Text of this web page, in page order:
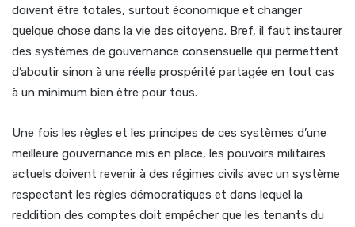
doivent être totales, surtout économique et changer
quelque chose dans la vie des citoyens. Bref, il faut instaurer
des systèmes de gouvernance consensuelle qui permettent
d’aboutir sinon à une réelle prospérité partagée en tout cas
à un minimum bien être pour tous.
Une fois les règles et les principes de ces systèmes d’une
meilleure gouvernance mis en place, les pouvoirs militaires
actuels doivent revenir à des régimes civils avec un système
respectant les règles démocratiques et dans lequel la
reddition des comptes doit empêcher que les tenants du